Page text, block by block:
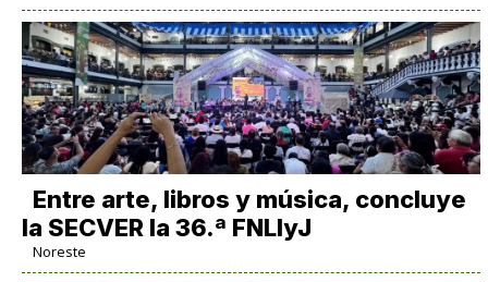
Entre arte, libros y música, concluye
la SECVER la 36.ª FNLIyJ
Noreste